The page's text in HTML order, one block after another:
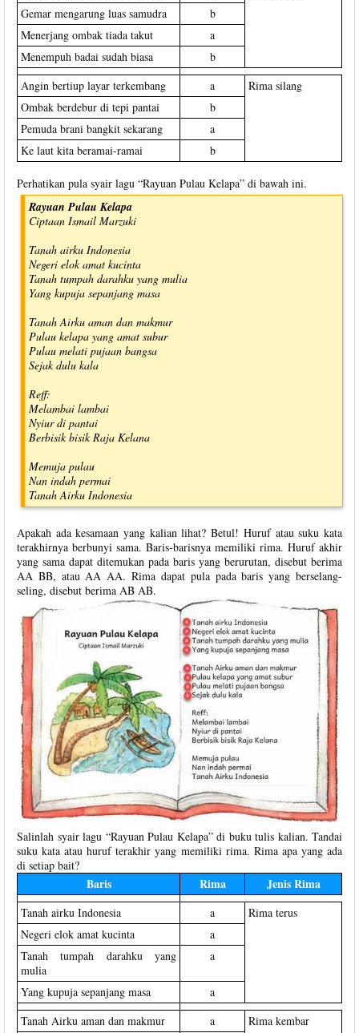
Gemar mengarung luas samudra
b
Menerjang ombak tiada takut
a
Menempuh badai sudah biasa
b
Angin bertiup layar terkembang
a
Rima silang
Ombak berdebur di tepi pantai
b
Pemuda brani bangkit sekarang
a
Ke laut kita beramai-ramai
b
Perhatikan pula syair lagu “Rayuan Pulau Kelapa” di bawah ini.
Rayuan Pulau Kelapa
Ciptaan Ismail Marzuki
Tanah airku Indonesia
Negeri elok amat kucinta
Tanah tumpah darahku yang mulia
Yang kupuja sepanjang masa
Tanah Airku aman dan makmur
Pulau kelapa yang amat subur
Pulau melati pujaan bangsa
Sejak dulu kala
Reff:
Melambai lambai
Nyiur di pantai
Berbisik bisik Raja Kelana
Memuja pulau
Nan indah permai
Tanah Airku Indonesia
Apakah ada kesamaan yang kalian lihat? Betul! Huruf atau suku kata
terakhirnya berbunyi sama. Baris-barisnya memiliki rima. Huruf akhir
yang sama dapat ditemukan pada baris yang berurutan, disebut berima
AA BB, atau AA AA. Rima dapat pula pada baris yang berselang-
seling, disebut berima AB AB.
Salinlah syair lagu “Rayuan Pulau Kelapa” di buku tulis kalian. Tandai
suku kata atau huruf terakhir yang memiliki rima. Rima apa yang ada
di setiap bait?
Baris Rima Jenis Rima
Tanah airku Indonesia a
Rima terus
Negeri elok amat kucinta
a
Tanah tumpah darahku yang
mulia
a
Yang kupuja sepanjang masa
a
Tanah Airku aman dan makmur
a Rima kembar